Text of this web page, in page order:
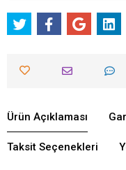
Ürün Açıklaması
Taksit Seçenekleri